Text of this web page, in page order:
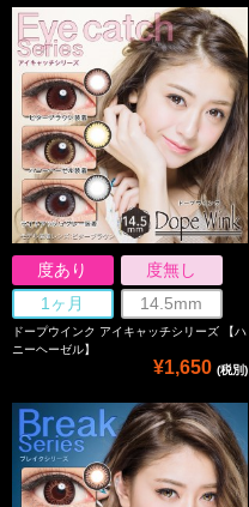
度あり
度無し
1ヶ月
14.5mm
ドープウインク アイキャッチシリーズ 【ハ
ニーヘーゼル】
¥1,650 (税別)